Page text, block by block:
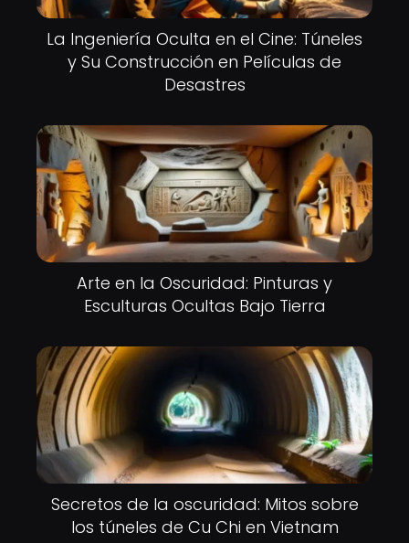
La Ingeniería Oculta en el Cine: Túneles
y Su Construcción en Películas de
Desastres
Arte en la Oscuridad: Pinturas y
Esculturas Ocultas Bajo Tierra
Secretos de la oscuridad: Mitos sobre
los túneles de Cu Chi en Vietnam